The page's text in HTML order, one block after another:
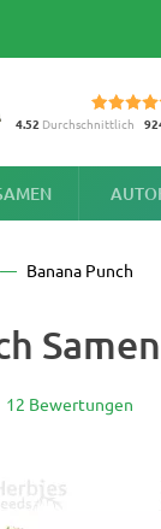
4.52 Durchschnittlich
Banana Punch
12 Bewertungen